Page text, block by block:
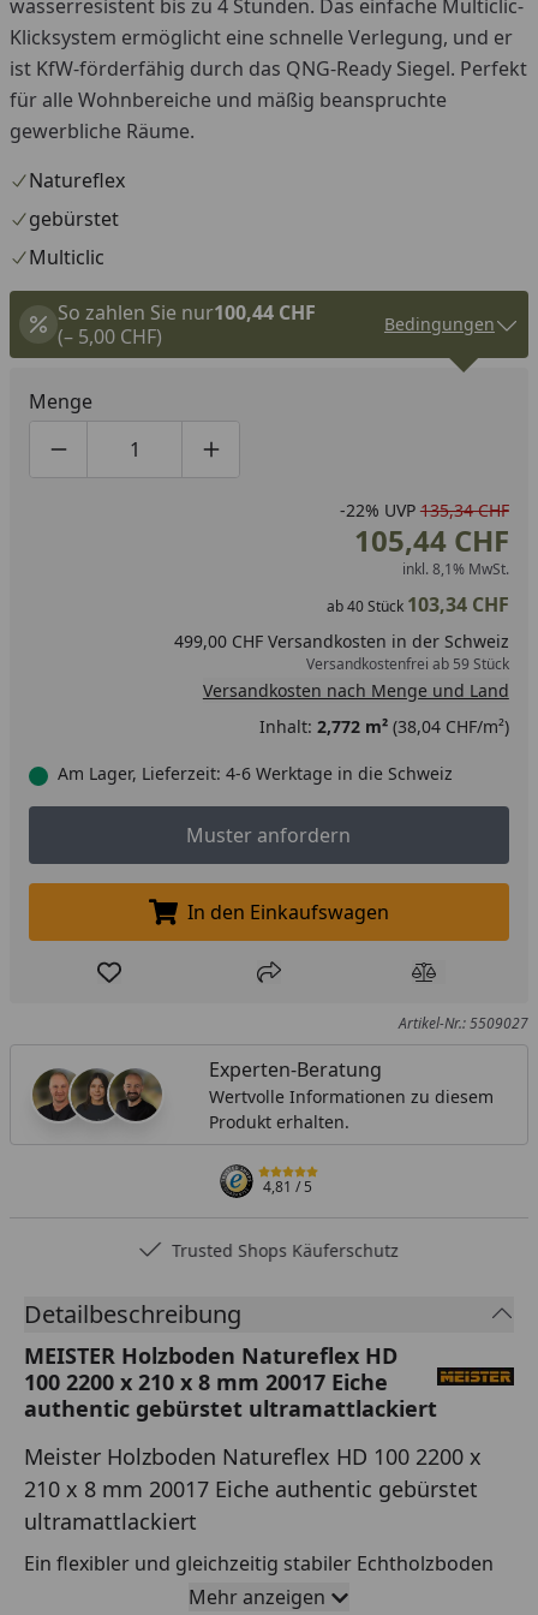
wasserresistent bis zu 4 Stunden. Das einfache Multiclic-
Klicksystem ermöglicht eine schnelle Verlegung, und er
ist KfW-förderfähig durch das QNG-Ready Siegel. Perfekt
für alle Wohnbereiche und mäßig beanspruchte
gewerbliche Räume.
Natureflex
gebürstet
Multiclic
So zahlen Sie nur100,44 CHF
(– 5,00 CHF)
Bedingungen
Menge
Produktmenge um eins verringern
Produktmenge manuell eingeben
Produktmenge um eins erhöhen
-22% UVP 135,34 CHF
105,44 CHF
inkl. 8,1% MwSt.
ab40Stück 103,34 CHF
499,00 CHF Versandkosten in der Schweiz
Versandkostenfrei ab 59 Stück
Versandkosten nach Menge und Land
Inhalt: 2,772 m²(38,04 CHF/m²)
Am Lager, Lieferzeit: 4-6 Werktage in die Schweiz
Muster anfordern
Muster anfordern
In den Einkaufswagen legen
In den Einkaufswagen
Produkt zur Wunschliste hinzufügen
Teilen Produkt
Artikel-Nr.: 5509027
Experten-Beratung
Wertvolle Informationen zu diesem
Produkt erhalten.
4,81/ 5
Trusted Shops Käuferschutz
Detailbeschreibung
MEISTER Holzboden Natureflex HD
100 2200 x 210 x 8 mm 20017 Eiche
authentic gebürstet ultramattlackiert
Meister Holzboden Natureflex HD 100 2200 x
210 x 8 mm 20017 Eiche authentic gebürstet
ultramattlackiert
Ein flexibler und gleichzeitig stabiler Echtholzboden
mit einer geringen Aufbauhöhe von gerade einmal 8
Mehr anzeigen